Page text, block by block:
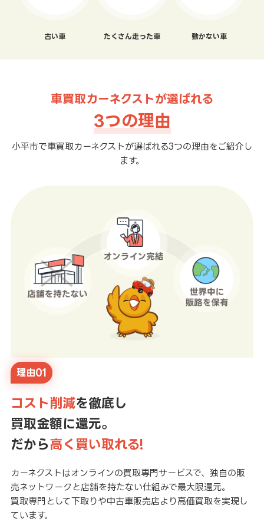
古い車 たくさん走った車 動かない車
車買取カーネクストが選ばれる
3つの理由
小平市で車買取カーネクストが選ばれる3つの理由をご紹介し
ます。
理由01
コスト削減を徹底し
買取金額に還元。
だから高く買い取れる!
カーネクストはオンラインの買取専門サービスで、独自の販
売ネットワークと店舗を持たない仕組みで最大限還元。
買取専門として下取りや中古車販売店より高価買取を実現し
ています。